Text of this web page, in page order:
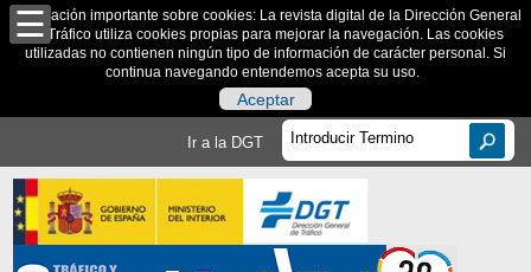
Información importante sobre cookies: La revista digital de la Dirección General
de Tráfico utiliza cookies propias para mejorar la navegación. Las cookies
utilizadas no contienen ningún tipo de información de carácter personal. Si
continua navegando entendemos acepta su uso.
Aceptar
Ir a la DGT